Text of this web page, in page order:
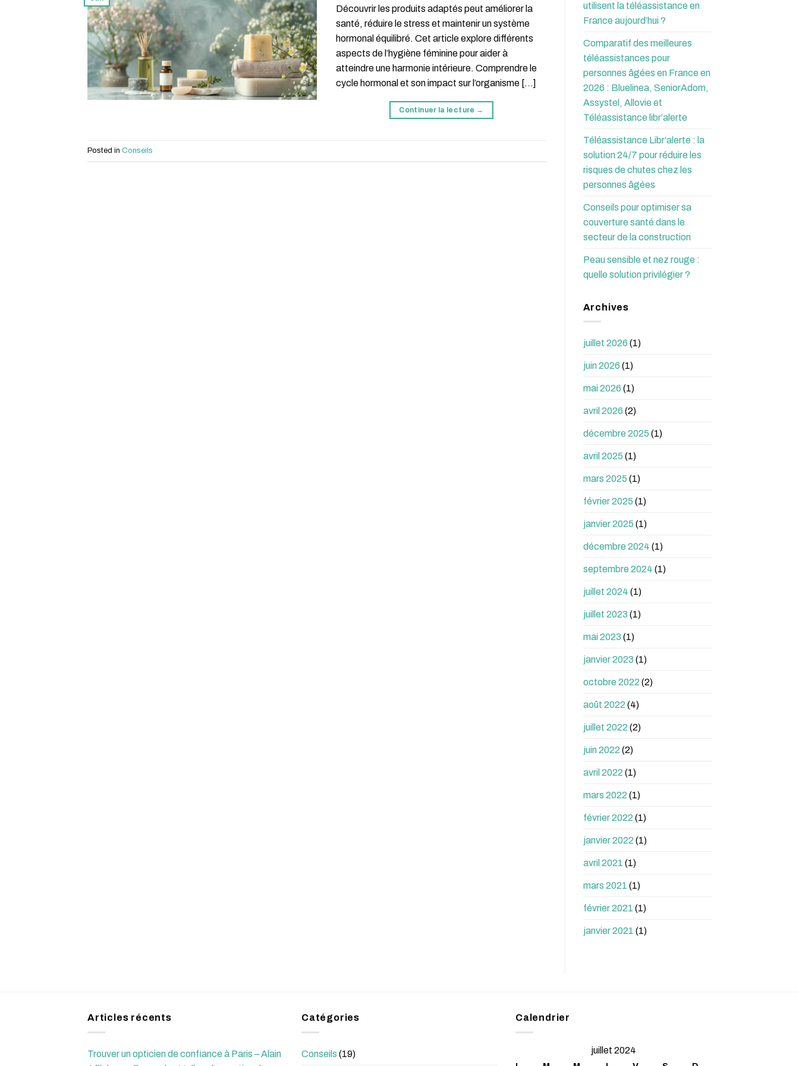
Découvrir les produits adaptés peut améliorer la
santé, réduire le stress et maintenir un système
hormonal équilibré. Cet article explore différents
aspects de l’hygiène féminine pour aider à
atteindre une harmonie intérieure. Comprendre le
cycle hormonal et son impact sur l’organisme […]
Continuer la lecture →
Posted in Conseils
utilisent la téléassistance en
France aujourd’hui ?
Comparatif des meilleures
téléassistances pour
personnes âgées en France en
2026 : Bluelinea, SeniorAdom,
Assystel, Allovie et
Téléassistance libr’alerte
Téléassistance Libr’alerte : la
solution 24/7 pour réduire les
risques de chutes chez les
personnes âgées
Conseils pour optimiser sa
couverture santé dans le
secteur de la construction
Peau sensible et nez rouge :
quelle solution privilégier ?
Archives
juillet 2026 (1)
juin 2026 (1)
mai 2026 (1)
avril 2026 (2)
décembre 2025 (1)
avril 2025 (1)
mars 2025 (1)
février 2025 (1)
janvier 2025 (1)
décembre 2024 (1)
septembre 2024 (1)
juillet 2024 (1)
juillet 2023 (1)
mai 2023 (1)
janvier 2023 (1)
octobre 2022 (2)
août 2022 (4)
juillet 2022 (2)
juin 2022 (2)
avril 2022 (1)
mars 2022 (1)
février 2022 (1)
janvier 2022 (1)
avril 2021 (1)
mars 2021 (1)
février 2021 (1)
janvier 2021 (1)
Articles récents
Trouver un opticien de confiance à Paris – Alain
Catégories
Conseils (19)
Calendrier
juillet 2024